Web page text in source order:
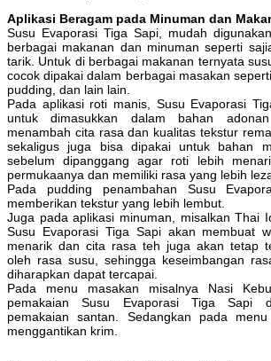
Aplikasi Beragam pada Minuman dan
Susu Evaporasi Tiga Sapi, mudah
berbagai makanan dan minuman seperti
tarik. Untuk di berbagai makanan ternyata
cocok dipakai dalam berbagai masakan
pudding, dan lain lain.
Pada aplikasi roti manis, Susu Evaporasi
untuk dimasukkan dalam bahan
menambah cita rasa dan kualitas tekstur
sekaligus juga bisa dipakai untuk bahan
sebelum dipanggang agar roti lebih
permukaanya dan memiliki rasa yang lebih
Pada pudding penambahan Susu
memberikan tekstur yang lebih lembut.
Juga pada aplikasi minuman, misalkan Thai
Susu Evaporasi Tiga Sapi akan membuat
menarik dan cita rasa teh juga akan tetap
oleh rasa susu, sehingga keseimbangan
diharapkan dapat tercapai.
Pada menu masakan misalnya Nasi
pemakaian Susu Evaporasi Tiga Sapi
pemakaian santan. Sedangkan pada
menggantikan krim.